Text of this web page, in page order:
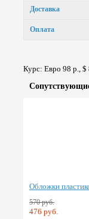
Доставка
Оплата
Курс: Евро 98 р., $
Обложки
570 руб.
476 руб.